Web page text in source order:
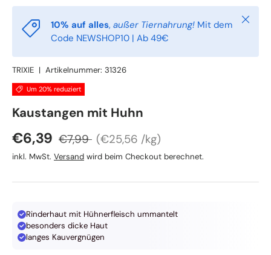
10% auf alles, außer Tiernahrung! Mit dem
Code NEWSHOP10 | Ab 49€
TRIXIE | Artikelnummer: 31326
Um 20% reduziert
TRIXIE
Kaustangen mit Huhn
Verkaufspreis
€6,39 Normaler Preis
€7,99 Grundpreis
€25,56 /kg
inkl. MwSt. Versand wird beim Checkout berechnet.
Rinderhaut mit Hühnerfleisch ummantelt
besonders dicke Haut
langes Kauvergnügen